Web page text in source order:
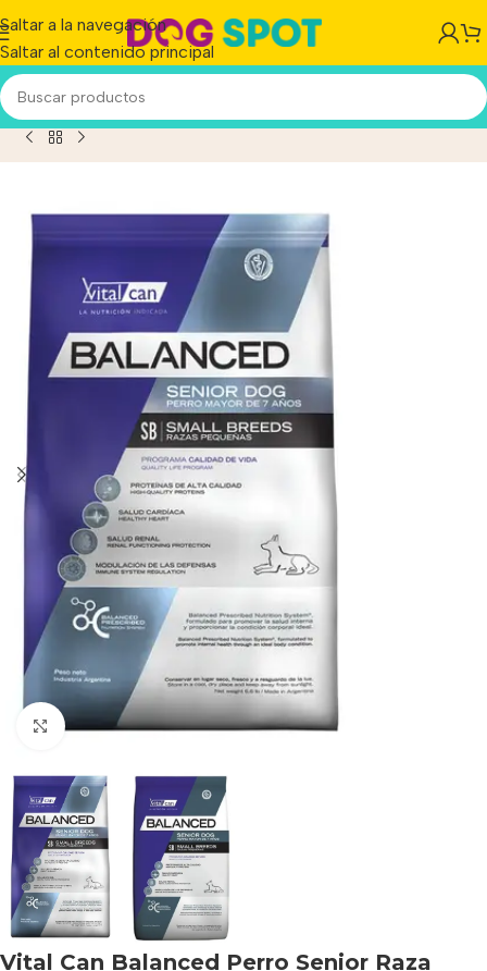
Saltar a la navegación
Saltar al contenido principal
/Vital Can Balanced Perro Senior Raza Pequeña X 3 Kg
Haga clic para ampliar
Vital Can Balanced Perro Senior Raza